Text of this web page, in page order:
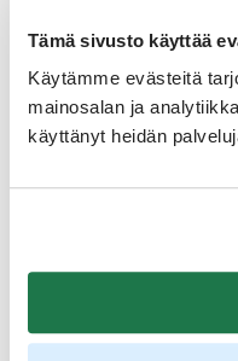
Tämä sivusto käyttää
Käytämme evästeitä
mainosalan ja
käyttänyt heidän